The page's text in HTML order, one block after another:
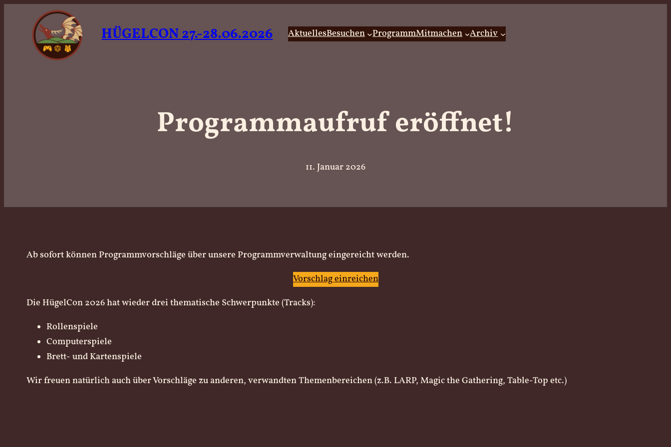
HÜGELCON 27.-28.06.2026 AktuellesBesuchen ProgrammMitmachen Archiv
Programmaufruf eröffnet!
11. Januar 2026
Ab sofort können Programmvorschläge über unsere Programmverwaltung eingereicht werden.
Vorschlag einreichen
Die HügelCon 2026 hat wieder drei thematische Schwerpunkte (Tracks):
Rollenspiele
Computerspiele
Brett- und Kartenspiele
Wir freuen natürlich auch über Vorschläge zu anderen, verwandten Themenbereichen (z.B. LARP, Magic the Gathering, Table-Top etc.)